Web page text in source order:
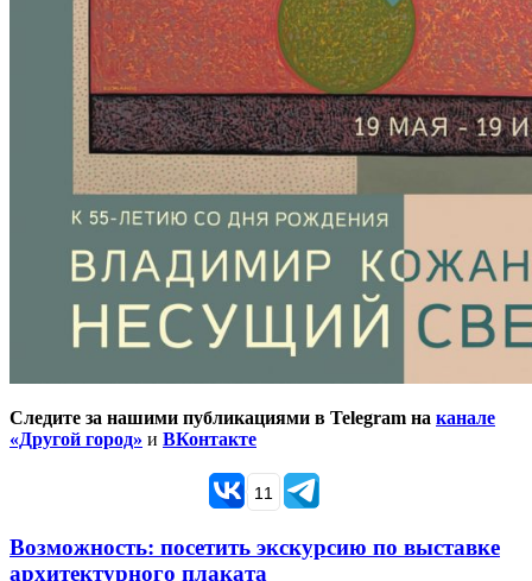
Следите за нашими публикациями в Telegram на канале
«Другой город» и ВКонтакте
11
Возможность: посетить экскурсию по выставке
архитектурного плаката